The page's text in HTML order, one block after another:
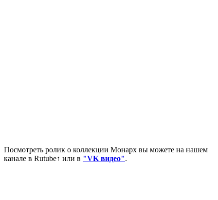
Посмотреть ролик о коллекции Монарх вы можете на нашем
канале в Rutube↑ или в "VK видео".